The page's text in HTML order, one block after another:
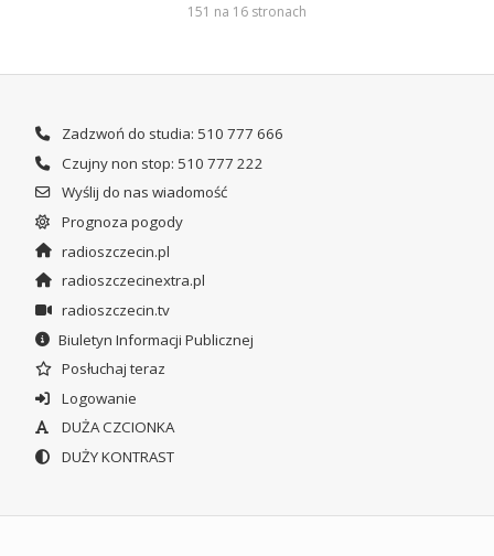
151 na 16 stronach
Zadzwoń do studia: 510 777 666
Czujny non stop: 510 777 222
Wyślij do nas wiadomość
Prognoza pogody
radioszczecin.pl
radioszczecinextra.pl
radioszczecin.tv
Biuletyn Informacji Publicznej
Posłuchaj teraz
Logowanie
DUŻA CZCIONKA
DUŻY KONTRAST